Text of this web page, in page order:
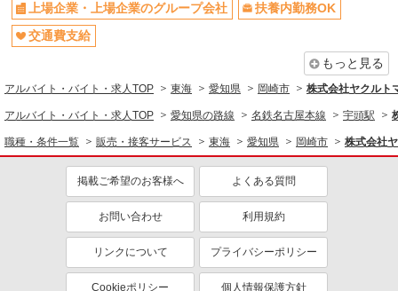
上場企業・上場企業のグループ会社
扶養内勤務OK
交通費支給
もっと見る
アルバイト・バイト・求人TOP 東海 愛知県 岡崎市 株式会社ヤクルト
アルバイト・バイト・求人TOP 愛知県の路線 名鉄名古屋本線 宇頭駅
職種・条件一覧 販売・接客サービス 東海 愛知県 岡崎市 株式会社
掲載ご希望のお客様へ よくある質問
お問い合わせ 利用規約
リンクについて プライバシーポリシー
Cookieポリシー 個人情報保護方針